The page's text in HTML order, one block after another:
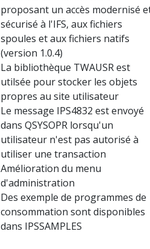
proposant un accès modernisé
sécurisé à l'IFS, aux fichiers
spoules et aux fichiers natifs
(version 1.0.4)
La bibliothèque TWAUSR est
utilsée pour stocker les objets
propres au site utilisateur
Le message IPS4832 est envoyé
dans QSYSOPR lorsqu'un
utilisateur n'est pas autorisé à
utiliser une transaction
Amélioration du menu
d'administration
Des exemple de programmes de
consommation sont disponibles
dans IPSSAMPLES